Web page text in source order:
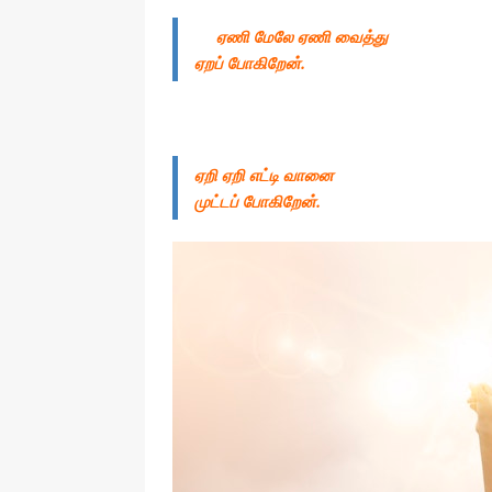
ஏணி மேலே ஏணி வைத்து
ஏறப் போகிறேன்.
ஏறி ஏறி எட்டி வானை
முட்டப் போகிறேன்.